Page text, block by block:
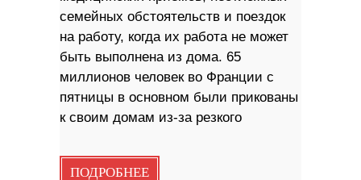
семейных обстоятельств и поездок
на работу, когда их работа не может
быть выполнена из дома. 65
миллионов человек во Франции с
пятницы в основном были прикованы
к своим домам из-за резкого
ПОДРОБНЕЕ